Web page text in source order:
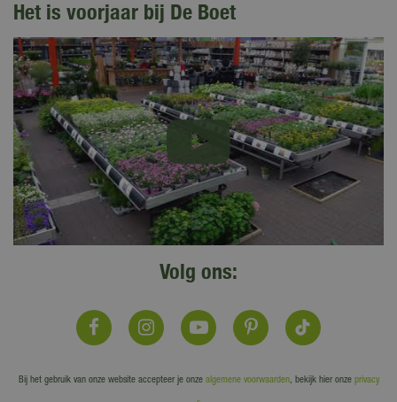
Het is voorjaar bij De Boet
Volg ons:
Bij het gebruik van onze website accepteer je onze algemene voorwaarden, bekijk hier onze privacy